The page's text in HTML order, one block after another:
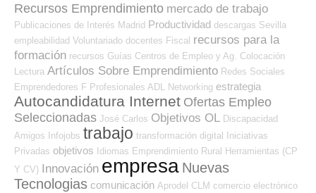
Recursos Emprendimiento mercado de trabajo
Publicaciones de Interés Madrid Productividad descargas Sevilla
empleabilidad Voluntariado docentes Fiscal recursos para la
formación recursos Guías Centros de Empleo y Ag. Colocación
Lectura Artículos Sobre Emprendimiento Redes Sociales
Emprendedores F Profesionales ADL Networking estrategia
Autocandidatura Internet Ofertas Empleo
Seleccionadas José Carlos Objetivos OL Discapacidad
Amigos Infojobs trabajo transformación digital Iniciativas
Privadas objetivos Idiomas Emprendimiento Rural Herramientas (CP
Y CV) Innovación empresa Nuevas
Tecnologias comunicación Aprodel CLM comercio electrónico